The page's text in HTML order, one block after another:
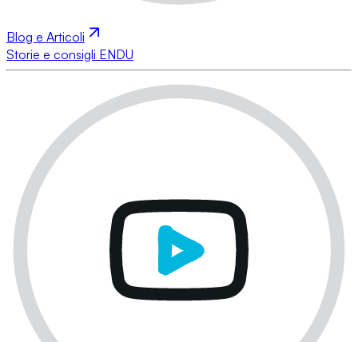
Blog e Articoli
Storie e consigli ENDU